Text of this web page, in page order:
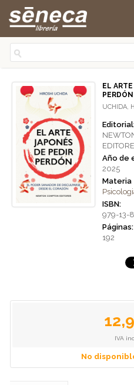
EL
PERDÓN
UCHIDA,
Año de
2025
Materia
ISBN:
979-13-
Páginas:
192
IVA
No